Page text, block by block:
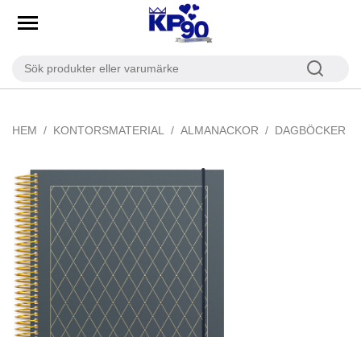
HEM KONTORSMATERIAL ALMANACKOR DAGBÖCKER